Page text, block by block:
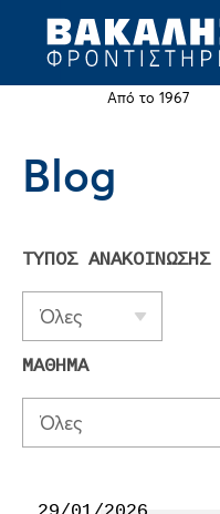
Jump
Από το 1967
Back
Blog
ΤΥΠΟΣ ΑΝΑΚΟΙΝΩΣΗΣ
Όλες
ΜΑΘΗΜΑ
Όλες